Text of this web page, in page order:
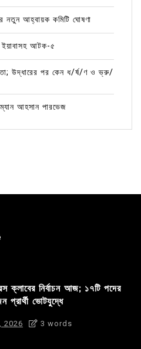
নতুন আহ্বায়ক কমিটি ঘোষণা
ইয়াবাসহ আটক-৫
উদ্ধারের পর কেন ধ/র্ষ/ণ ও ভ্রু/
আহসান পারভেজ
ক্লাবের নির্বাচন আজ; ১৭টি পদের
ভোটযুদ্ধে
2026 3 words